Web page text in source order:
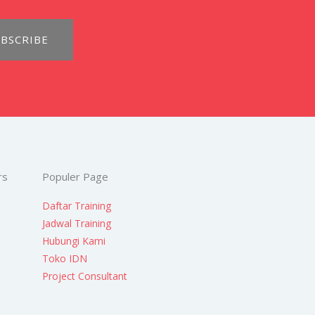
Populer Page
Daftar Training
Jadwal Training
Hubungi Kami
Toko IDN
Project Consultant